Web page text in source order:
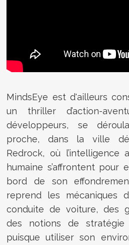
MindsEye est d'ailleurs
un thriller d’action-
développeurs, se
proche, dans la ville
Redrock, où l’intelligence
humaine s’affrontent pour
bord de son
reprend les mécaniques
conduite de voiture, des
des notions de stratégie
puisque utiliser son